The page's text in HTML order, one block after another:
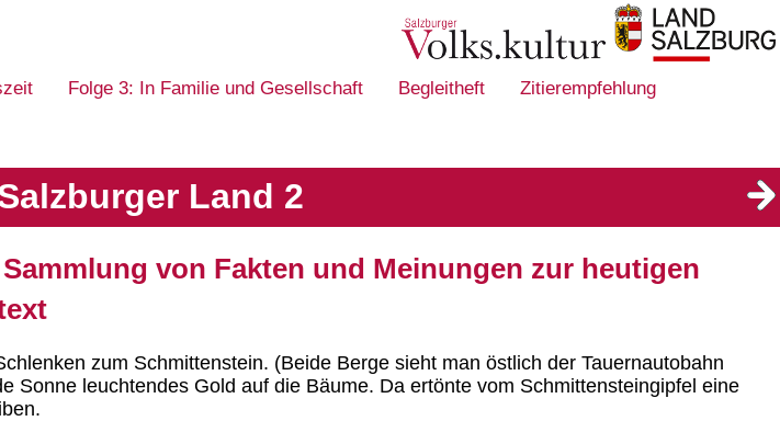
Folge 3: In Familie und Gesellschaft Begleitheft Zitierempfehlung
Land 2
von Fakten und Meinungen zur heutigen
zum Schmittenstein. (Beide Berge sieht man östlich der Tauernautobahn
Sonne leuchtendes Gold auf die Bäume. Da ertönte vom Schmittensteingipfel eine